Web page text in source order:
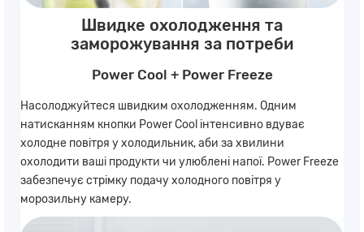
Швидке охолодження та
заморожування за потреби
Power Cool + Power Freeze
Насолоджуйтеся швидким охолодженням. Одним
натисканням кнопки Power Cool інтенсивно вдуває
холодне повітря у холодильник, аби за хвилини
охолодити ваші продукти чи улюблені напої. Power Freeze
забезпечує стрімку подачу холодного повітря у
морозильну камеру.